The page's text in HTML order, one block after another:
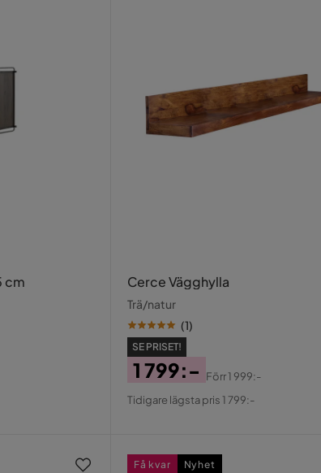
cm Cerce Vägghylla
Trä/natur
(1)
SE PRISET!
Pris
1 799:-
Original
Förr1 999:-
Tidigare lägsta pris 1 799:-
Få kvar Nyhet